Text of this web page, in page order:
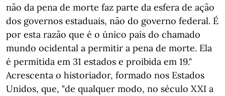
não da pena de morte faz parte da esfera de ação
dos governos estaduais, não do governo federal. É
por esta razão que é o único país do chamado
mundo ocidental a permitir a pena de morte. Ela
é permitida em 31 estados e proibida em 19."
Acrescenta o historiador, formado nos Estados
Unidos, que, "de qualquer modo, no século XXI a